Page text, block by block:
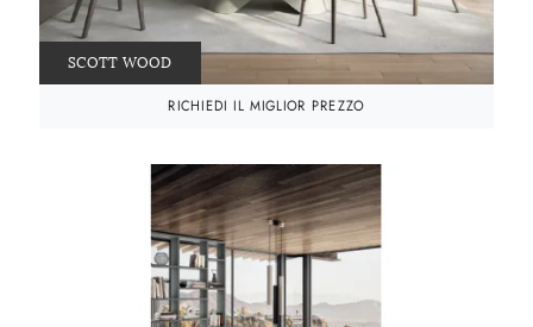
SCOTT WOOD
RICHIEDI IL MIGLIOR PREZZO